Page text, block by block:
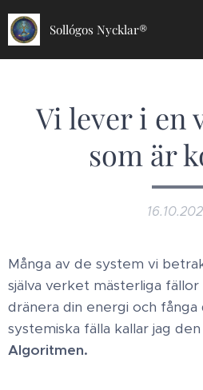
Sollógos Nycklar®
Vi lever i en
som är
Många av de system vi
själva verket mästerliga
dränera din energi och fånga
systemiska fälla kallar jag
Algoritmen. ​